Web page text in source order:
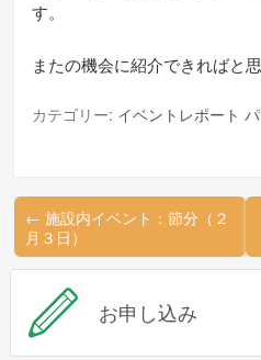
す。
またの機会に紹介できればと思
カテゴリー: イベントレポート
← 施設内イベント：節分（２
月３日）
お申し込み